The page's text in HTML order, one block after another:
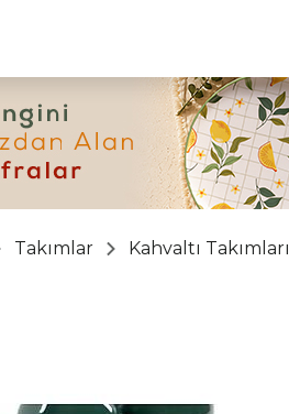
Takımlar Kahvaltı Takımları